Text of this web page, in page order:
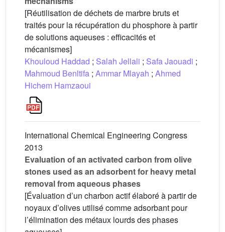
[Réutilisation de déchets de marbre bruts et
traités pour la récupération du phosphore à partir
de solutions aqueuses : efficacités et
mécanismes]
Khouloud Haddad ; Salah Jellali ; Safa Jaouadi ;
Mahmoud Benltifa ; Ammar Mlayah ; Ahmed
Hichem Hamzaoui
International Chemical Engineering Congress
2013
Evaluation of an activated carbon from olive
stones used as an adsorbent for heavy metal
removal from aqueous phases
[Évaluation d’un charbon actif élaboré à partir de
noyaux d’olives utilisé comme adsorbant pour
l’élimination des métaux lourds des phases